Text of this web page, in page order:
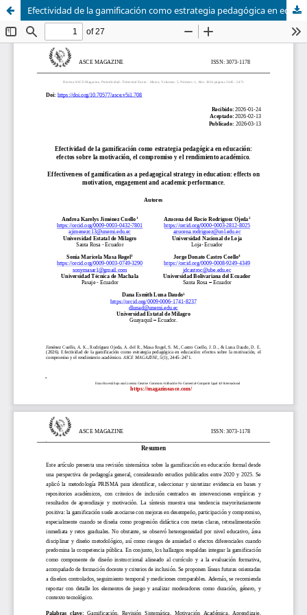
Efectividad de la gamificación como estrategia pedagógica en educación: efectos sobre la motivación, el compromiso y el rendimiento académico.